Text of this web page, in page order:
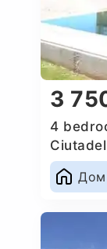
3
4
Дом